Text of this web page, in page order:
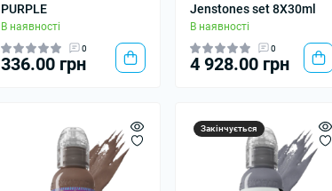
PURPLE
В наявності
0
336.00 грн
Jenstones set 8X30ml
В наявності
0
4 928.00 грн
Закінчується